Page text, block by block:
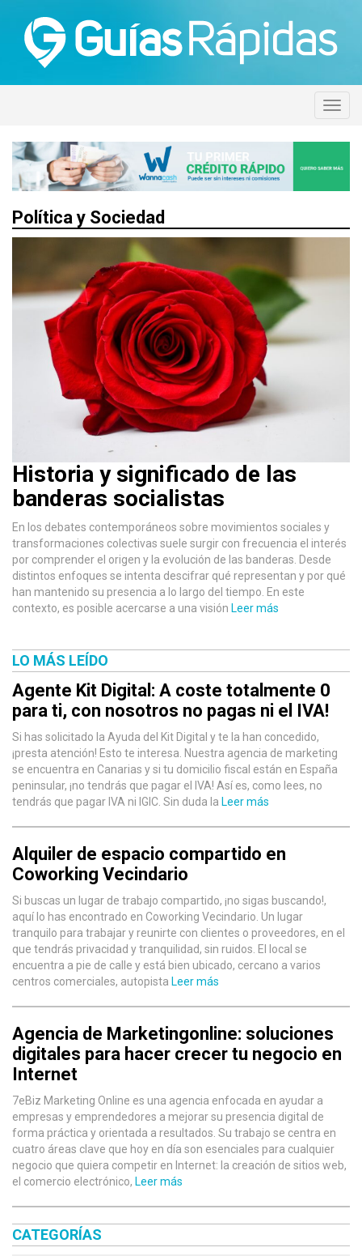
Política y Sociedad
Historia y significado de las
banderas socialistas
En los debates contemporáneos sobre movimientos sociales y
transformaciones colectivas suele surgir con frecuencia el interés
por comprender el origen y la evolución de las banderas. Desde
distintos enfoques se intenta descifrar qué representan y por qué
han mantenido su presencia a lo largo del tiempo. En este
contexto, es posible acercarse a una visión Leer más
LO MÁS LEÍDO
Agente Kit Digital: A coste totalmente 0
para ti, con nosotros no pagas ni el IVA!
Si has solicitado la Ayuda del Kit Digital y te la han concedido,
¡presta atención! Esto te interesa. Nuestra agencia de marketing
se encuentra en Canarias y si tu domicilio fiscal están en España
peninsular, ¡no tendrás que pagar el IVA! Así es, como lees, no
tendrás que pagar IVA ni IGIC. Sin duda la Leer más
Alquiler de espacio compartido en
Coworking Vecindario
Si buscas un lugar de trabajo compartido, ¡no sigas buscando!,
aquí lo has encontrado en Coworking Vecindario. Un lugar
tranquilo para trabajar y reunirte con clientes o proveedores, en el
que tendrás privacidad y tranquilidad, sin ruidos. El local se
encuentra a pie de calle y está bien ubicado, cercano a varios
centros comerciales, autopista Leer más
Agencia de Marketingonline: soluciones
digitales para hacer crecer tu negocio en
Internet
7eBiz Marketing Online es una agencia enfocada en ayudar a
empresas y emprendedores a mejorar su presencia digital de
forma práctica y orientada a resultados. Su trabajo se centra en
cuatro áreas clave que hoy en día son esenciales para cualquier
negocio que quiera competir en Internet: la creación de sitios web,
el comercio electrónico, Leer más
CATEGORÍAS